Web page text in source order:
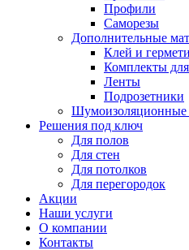
Профили
Саморезы
Дополнительные
Клей и
Комплекты
Ленты
Подрозетники
Шумоизоляционные
Решения под ключ
Для полов
Для стен
Для потолков
Для перегородок
Акции
Наши услуги
О компании
Контакты